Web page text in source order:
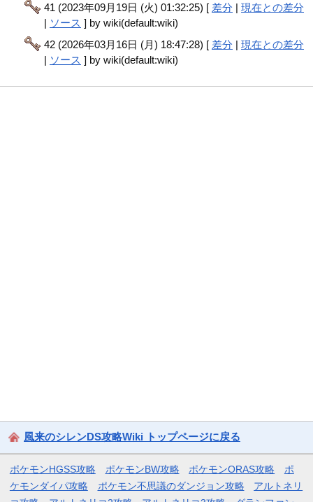
41 (2023年09月19日 (火) 01:32:25) [ 差分 |現在との差分
| ソース ] by wiki(default:wiki)
42 (2026年03月16日 (月) 18:47:28) [ 差分 |現在との差分
| ソース ] by wiki(default:wiki)
風来のシレンDS攻略Wiki トップページに戻る
ポケモンHGSS攻略 ポケモンBW攻略 ポケモンORAS攻略
ポ
ケモンダイパ攻略
ポケモン不思議のダンジョン攻略
アルトネリ